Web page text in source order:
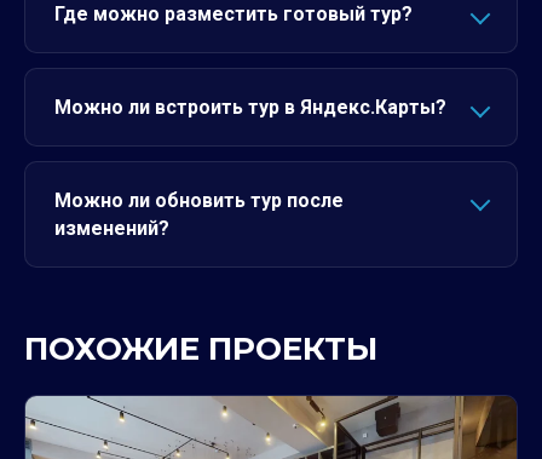
Где можно разместить готовый тур?
Можно ли встроить тур в Яндекс.Карты?
Можно ли обновить тур после
изменений?
ПОХОЖИЕ ПРОЕКТЫ